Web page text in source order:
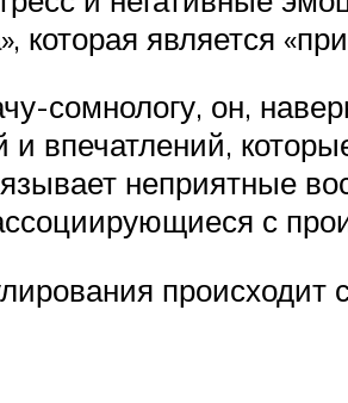
которая является
сомнологу, он,
впечатлений,
неприятные
ассоциирующиеся с
происходит